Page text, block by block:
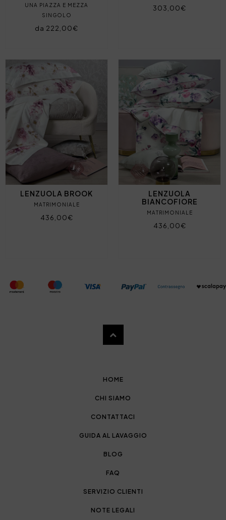
UNA PIAZZA E MEZZA
SINGOLO
da 222,00€
303,00€
LENZUOLA BROOK
MATRIMONIALE
436,00€
LENZUOLA
BIANCOFIORE
MATRIMONIALE
436,00€
HOME
CHI SIAMO
CONTATTACI
GUIDA AL LAVAGGIO
BLOG
FAQ
SERVIZIO CLIENTI
NOTE LEGALI